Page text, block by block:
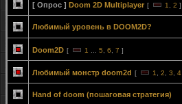
[ Опрос ] Doom 2D Multiplayer [ 1 2 ]
Любимый уровень в DOOM2D?
Doom2D [ 1 5 6 7 ]
Любимый монстр doom2d [ 1 2 3 4
Hand of doom (пошаговая стратегия)